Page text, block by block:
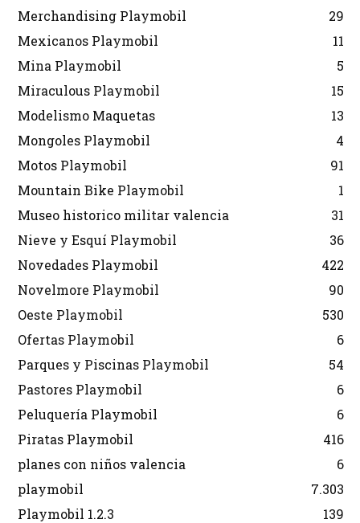
Merchandising Playmobil
29
Mexicanos Playmobil
11
Mina Playmobil
5
Miraculous Playmobil
15
Modelismo Maquetas
13
Mongoles Playmobil
4
Motos Playmobil
91
Mountain Bike Playmobil
1
Museo historico militar valencia
31
Nieve y Esquí Playmobil
36
Novedades Playmobil
422
Novelmore Playmobil
90
Oeste Playmobil
530
Ofertas Playmobil
6
Parques y Piscinas Playmobil
54
Pastores Playmobil
6
Peluquería Playmobil
6
Piratas Playmobil
416
planes con niños valencia
6
playmobil
7.303
Playmobil 1.2.3
139